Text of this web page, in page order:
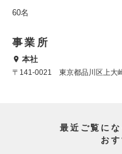
60名
事業所
本社
〒141-0021 東京都品川区上大
最近ご覧に
お